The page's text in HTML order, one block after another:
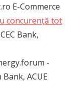
E-Commerce
concurență tot
Bank,
-
ACUE